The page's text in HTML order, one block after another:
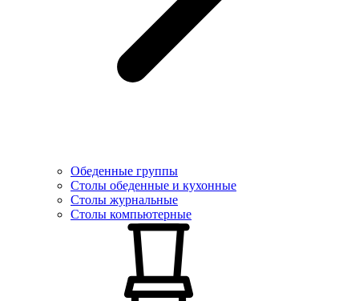
Обеденные группы
Столы обеденные и кухонные
Столы журнальные
Столы компьютерные